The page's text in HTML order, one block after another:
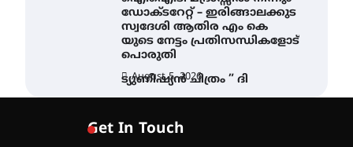
ഡോക്ടറേറ്റ് – ഇരിങ്ങാലക്കുട
സ്വദേശി ആതിര എം കെ
യുടെ നേട്ടം പ്രതിസന്ധികളോട്
പൊരുതി
August 5, 2026
ട്യുണീഷ്യൻ ചിത്രം ” ദി
സൊസൈറ്റി ആഗസ്റ്റ് 7
വെള്ളിയാഴ്ച സ്‌ക്രീൻ
Get In Touch